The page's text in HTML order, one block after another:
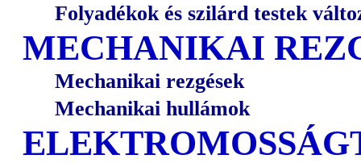
Folyadékok és szilárd testek
MECHANIKAI
Mechanikai rezgések
Mechanikai hullámok